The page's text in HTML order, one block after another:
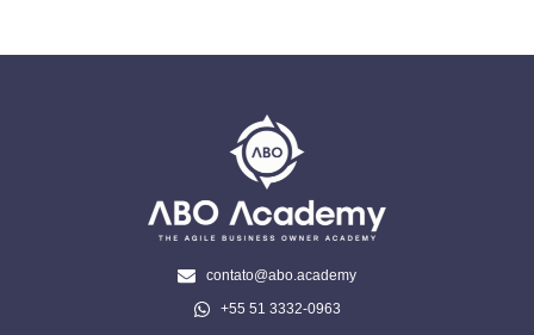
contato@abo.academy
+55 51 3332-0963